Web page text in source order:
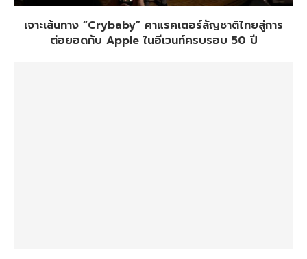
เจาะเส้นทาง “Crybaby” คาแรคเตอร์สัญชาติไทยสู่การ
ต่อยอดกับ Apple ในอีเวนท์ครบรอบ 50 ปี